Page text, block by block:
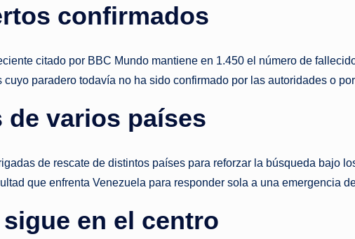
confirmados
citado por BBC Mundo mantiene en 1.450 el número de
paradero todavía no ha sido confirmado por las autoridades o
de varios países
de rescate de distintos países para reforzar la búsqueda bajo
que enfrenta Venezuela para responder sola a una emergencia
en el centro